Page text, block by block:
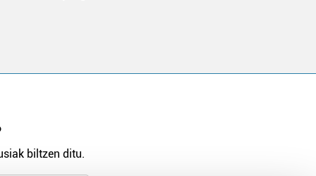
biltzen ditu.